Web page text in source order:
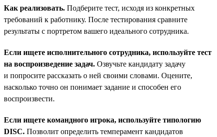
Как реализовать. Подберите тест, исходя из конкретных
требований к работнику. После тестирования сравните
результаты с портретом вашего идеального сотрудника.
Если ищете исполнительного сотрудника, используйте тест
на воспроизведение задач. Озвучьте кандидату задачу
и попросите рассказать о ней своими словами. Оцените,
насколько точно он понимает задание и способен его
воспроизвести.
Если ищете командного игрока, используйте типологию
DISC. Позволит определить темперамент кандидатов